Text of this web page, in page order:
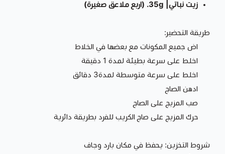
زيت نباتي| 35g. (اربع ملاعق صغيرة)
طريقة التحضير:
اض جميع المكونات مع بعضها في الخلاط
اخلط على سرعة بطيئة لمدة 1 دقيقة
اخلط على سرعة متوسطة لمدة3 دقائق
ادهن الصاج
صب المزيج على الصاج
حرك المزيج على صاج الكريب للفرد بطريقة دائرية
شروط التخزين: يحفظ في مكان بارد وجاف